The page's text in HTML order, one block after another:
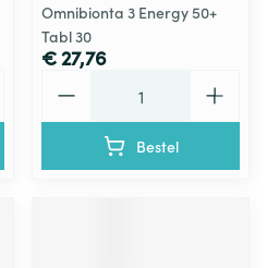
Omnibionta 3 Energy 50+
Tabl 30
€ 27,76
Bestel